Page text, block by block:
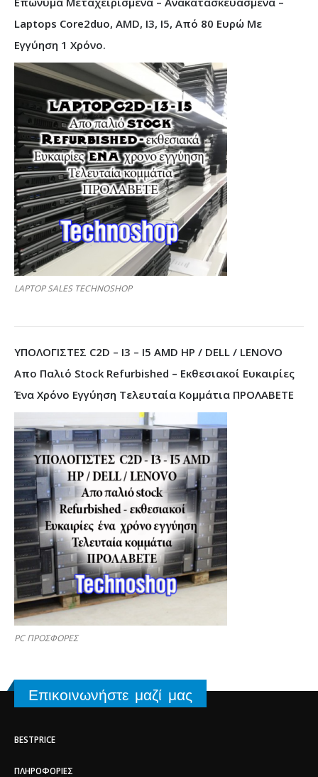
Laptops Core2duo, AMD, I3, I5, Από 80 Ευρώ Με
Εγγύηση 1 Χρόνο.
LAPTOP SALES TECHNOSHOP
ΥΠΟΛΟΓΙΣΤΕΣ C2D – I3 – I5 AMD HP / DELL / LENOVO
Απο Παλιό Stock Refurbished – Εκθεσιακοί Ευκαιρίες
Ένα Χρόνο Εγγύηση Τελευταία Κομμάτια ΠΡΟΛΑΒΕΤΕ
PC ΠΡΟΣΦΟΡΕΣ
Επικοινωνήστε μαζί μας
BESTPRICE
ΠΛΗΡΟΦΟΡΊΕΣ